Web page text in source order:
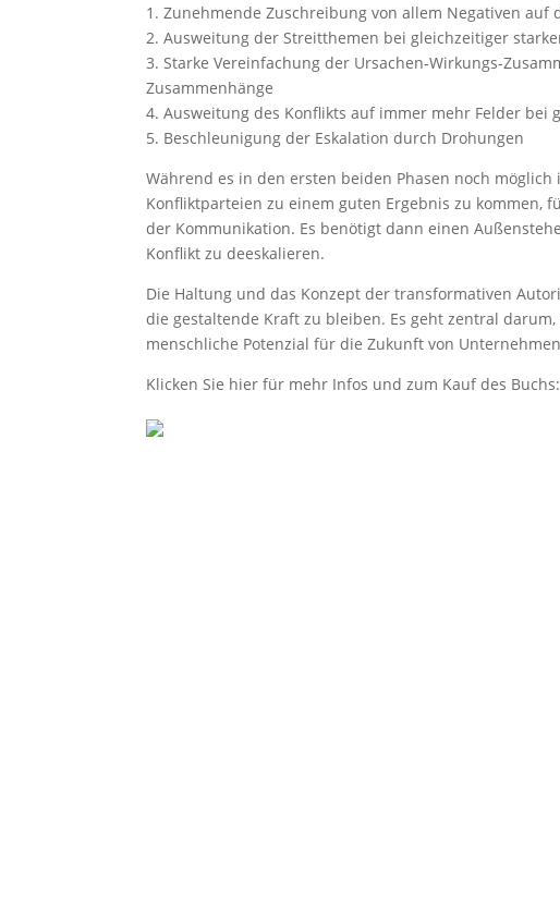
1. Zunehmende Zuschreibung von allem Negativen
2. Ausweitung der Streitthemen bei gleichzeitiger
3. Starke Vereinfachung der Ursachen-Wirkungs-
Zusammenhänge
4. Ausweitung des Konflikts auf immer mehr Felder
5. Beschleunigung der Eskalation durch Drohungen
Während es in den ersten beiden Phasen noch
Konfliktparteien zu einem guten Ergebnis zu kommen,
der Kommunikation. Es benötigt dann einen
Konflikt zu deeskalieren.
Die Haltung und das Konzept der transformativen
die gestaltende Kraft zu bleiben. Es geht zentral
menschliche Potenzial für die Zukunft von
Klicken Sie hier für mehr Infos und zum Kauf des Buchs: